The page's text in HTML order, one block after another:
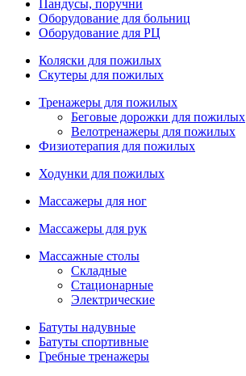
Пандусы, поручни
Оборудование для больниц
Оборудование для РЦ
Коляски для пожилых
Скутеры для пожилых
Тренажеры для пожилых
Беговые дорожки для пожилых
Велотренажеры для пожилых
Физиотерапия для пожилых
Ходунки для пожилых
Массажеры для ног
Массажеры для рук
Массажные столы
Складные
Стационарные
Электрические
Батуты надувные
Батуты спортивные
Гребные тренажеры